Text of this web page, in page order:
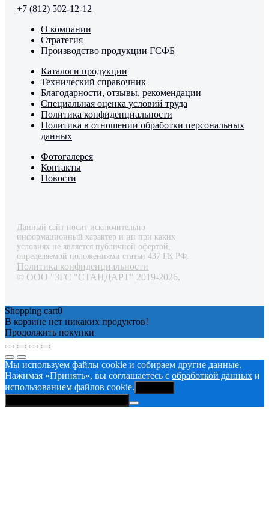
+7 (812) 502-12-12
О компании
Стратегия
Производство продукции ГСФБ
Каталоги продукции
Технический справочник
Благодарности, отзывы, рекомендации
Специальная оценка условий труда
Политика конфиденциальности
Политика в отношении обработки персональных
данных
Фотогалерея
Контакты
Новости
Данный сайт носит исключительно
информационный характер и ни при каких
условиях не является публичной офертой,
определяемой положениями статьи 437 ГК РФ.
Политика конфиденциальности
© ООО "ЗГС "СТАНДАРТ" 2019-2026.
Shopping cart0
В корзине нет никаких продуктов!
Продолжить покупки
Мы используем файлы cookie и собираем другие данные.
Нажимая «Принять», вы соглашаетесь с обработкой данных и
использованием файлов cookie.